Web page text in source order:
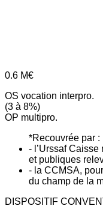
0.6 M€
OS vocation interpro.
(3 à 8%)
OP multipro.
*Recouvrée par :
- l’Urssaf
et publiques
- la CCMSA,
du champ de la
DISPOSITIF